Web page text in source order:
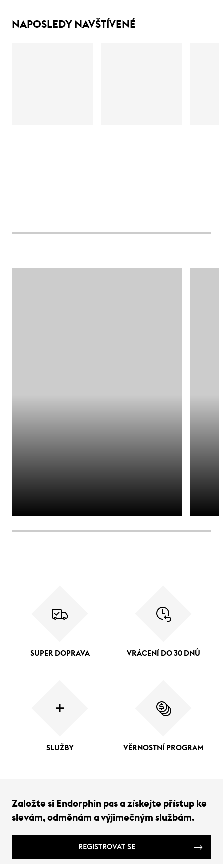
NAPOSLEDY NAVŠTÍVENÉ
SUPER DOPRAVA VRÁCENÍ DO 30 DNŮ
SLUŽBY VĚRNOSTNÍ PROGRAM
Založte si Endorphin pas a získejte přístup ke
slevám, odměnám a výjimečným službám.
REGISTROVAT SE